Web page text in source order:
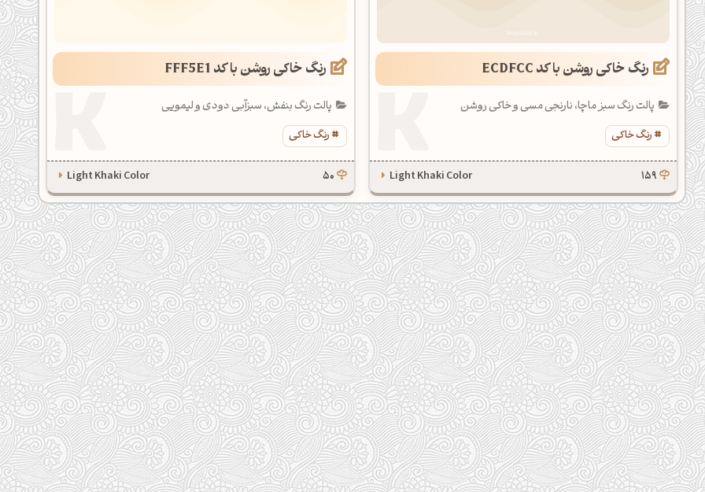
رنگ خاکی روشن با کد ECDFCC
پالت رنگ سبز ماچا، نارنجی مسی و خاکی روشن
رنگ خاکی
159
Light Khaki Color
رنگ خاکی روشن با کد FFF5E1
پالت رنگ بنفش، سبزآبی دودی و لیمویی
رنگ خاکی
50
Light Khaki Color